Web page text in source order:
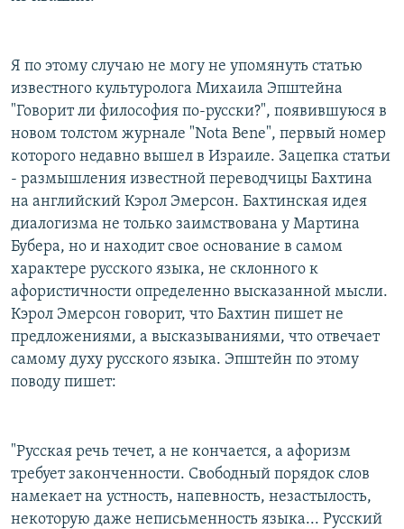
Я по этому случаю не могу не упомянуть статью
известного культуролога Михаила Эпштейна
"Говорит ли философия по-русски?", появившуюся в
новом толстом журнале "Nota Bene", первый номер
которого недавно вышел в Израиле. Зацепка статьи
- размышления известной переводчицы Бахтина
на английский Кэрол Эмерсон. Бахтинская идея
диалогизма не только заимствована у Мартина
Бубера, но и находит свое основание в самом
характере русского языка, не склонного к
афористичности определенно высказанной мысли.
Кэрол Эмерсон говорит, что Бахтин пишет не
предложениями, а высказываниями, что отвечает
самому духу русского языка. Эпштейн по этому
поводу пишет:
"Русская речь течет, а не кончается, а афоризм
требует законченности. Свободный порядок слов
намекает на устность, напевность, незастылость,
некоторую даже неписьменность языка... Русский